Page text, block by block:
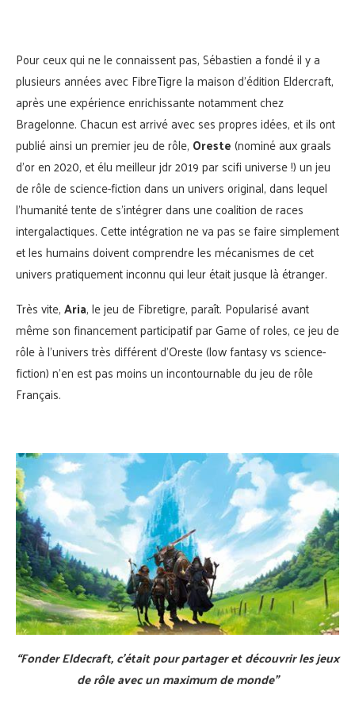
Pour ceux qui ne le connaissent pas, Sébastien a fondé il y a
plusieurs années avec FibreTigre la maison d’édition Eldercraft,
après une expérience enrichissante notamment chez
Bragelonne. Chacun est arrivé avec ses propres idées, et ils ont
publié ainsi un premier jeu de rôle, Oreste(nominé aux graals
d’or en 2020, et élu meilleur jdr 2019 par scifi universe !) un jeu
de rôle de science-fiction dans un univers original, dans lequel
l’humanité tente de s’intégrer dans une coalition de races
intergalactiques. Cette intégration ne va pas se faire simplement
et les humains doivent comprendre les mécanismes de cet
univers pratiquement inconnu qui leur était jusque là étranger.
Très vite,Aria, le jeu de Fibretigre, paraît. Popularisé avant
même son financement participatif par Game of roles, ce jeu de
rôle à l’univers très différent d’Oreste (low fantasy vs science-
fiction) n’en est pas moins un incontournable du jeu de rôle
Français.
“Fonder Eldecraft, c’était pour partager et découvrir les jeux
de rôle avec un maximum de monde”